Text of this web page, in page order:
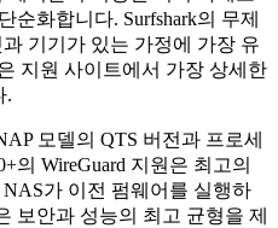
순화합니다. Surfshark의 무제
기기가 있는 가정에 가장 유
지원 사이트에서 가장 상세한
.
모델의 QTS 버전과 프로세
의 WireGuard 지원은 최고의
가 이전 펌웨어를 실행하
보안과 성능의 최고 균형을 제